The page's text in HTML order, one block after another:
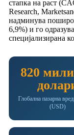
стапка на раст
Research,
надминува
6,9%) и го
специјализирана
820
Глобална пазарна
(USD)